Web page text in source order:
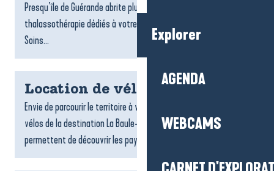
Explorer
AGENDA
WEBCAMS
Presqu’île de Guérande abrite plusieurs centres de
thalassothérapie dédiés à votre détente et à votre vitalité.
Soins...
Location de vélos
Envie de parcourir le territoire à votre rythme ? Les loueurs de
vélos de la destination La Baule-Presqu’île de Guérande vous
permettent de découvrir les paysages, les villages...